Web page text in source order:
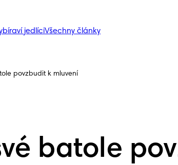
jedlíciVšechny články
povzbudit k mluvení
batole